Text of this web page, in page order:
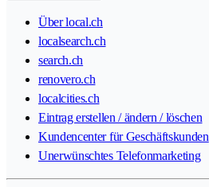
Über local.ch
localsearch.ch
search.ch
renovero.ch
localcities.ch
Eintrag erstellen / ändern / löschen
Kundencenter für Geschäftskunden
Unerwünschtes Telefonmarketing